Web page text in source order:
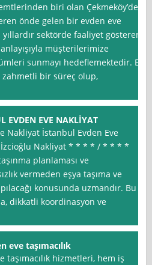
biri olan Çekmeköy’de
önde gelen bir evden eve
sektörde faaliyet gösteren
müşterilerimize
sunmayı hedeflemektedir. Ev
zahmetli bir süreç olup,
EVDEN EVE NAKLİYAT
Nakliyat İstanbul Evden Eve
İzcioğlu Nakliyat * * * * / * * * *
planlaması ve
vermeden eşya taşıma ve
konusunda uzmandır. Bu
dikkatli koordinasyon ve
eve taşımacılık
taşımacılık hizmetleri, hem iş